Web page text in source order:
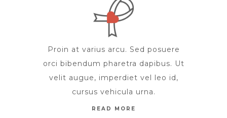
Proin at varius arcu. Sed posuere
orci bibendum pharetra dapibus. Ut
velit augue, imperdiet vel leo id,
cursus vehicula urna.
READ MORE